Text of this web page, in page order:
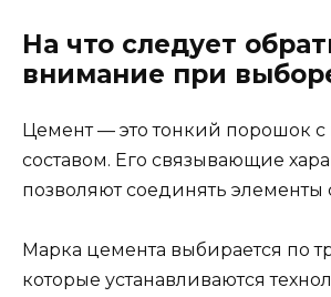
На что следует
внимание при
Цемент — это тонкий порошок с
составом. Его связывающие
позволяют соединять элементы
Марка цемента выбирается по
которые устанавливаются